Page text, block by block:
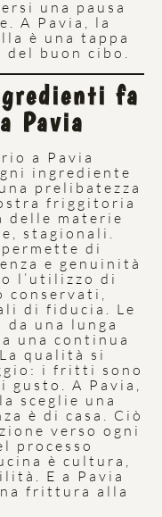
una pausa
A Pavia, la
è una tappa
buon cibo.
fa
Pavia
a Pavia
ingrediente
prelibatezza
friggitoria
delle materie
stagionali.
di
e genuinità
l’utilizzo di
di fiducia. Le
una lunga
una continua
qualità si
i fritti sono
gusto. A Pavia,
sceglie una
è di casa. Ciò
verso ogni
processo
è cultura,
E a Pavia
frittura alla